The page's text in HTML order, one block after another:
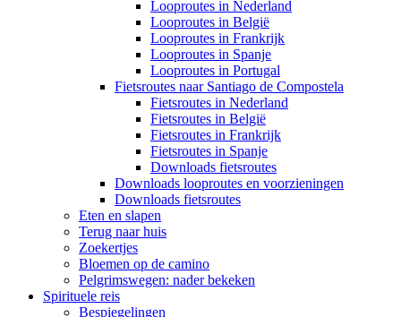
Looproutes in Nederland
Looproutes in België
Looproutes in Frankrijk
Looproutes in Spanje
Looproutes in Portugal
Fietsroutes naar Santiago de Compostela
Fietsroutes in Nederland
Fietsroutes in België
Fietsroutes in Frankrijk
Fietsroutes in Spanje
Downloads fietsroutes
Downloads looproutes en voorzieningen
Downloads fietsroutes
Eten en slapen
Terug naar huis
Zoekertjes
Bloemen op de camino
Pelgrimswegen: nader bekeken
Spirituele reis
Bespiegelingen